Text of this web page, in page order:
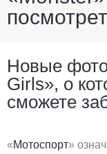
Новые
Girls», о
сможете
«Мотоспорт»